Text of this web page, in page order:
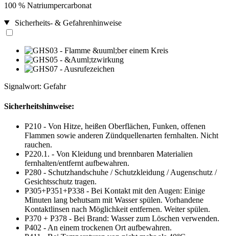
100 % Natriumpercarbonat
Sicherheits- & Gefahrenhinweise
Signalwort: Gefahr
Sicherheitshinweise:
P210 - Von Hitze, heißen Oberflächen, Funken, offenen
Flammen sowie anderen Zündquellenarten fernhalten. Nicht
rauchen.
P220.1. - Von Kleidung und brennbaren Materialien
fernhalten/entfernt aufbewahren.
P280 - Schutzhandschuhe / Schutzkleidung / Augenschutz /
Gesichtsschutz tragen.
P305+P351+P338 - Bei Kontakt mit den Augen: Einige
Minuten lang behutsam mit Wasser spülen. Vorhandene
Kontaktlinsen nach Möglichkeit entfernen. Weiter spülen.
P370 + P378 - Bei Brand: Wasser zum Löschen verwenden.
P402 - An einem trockenen Ort aufbewahren.